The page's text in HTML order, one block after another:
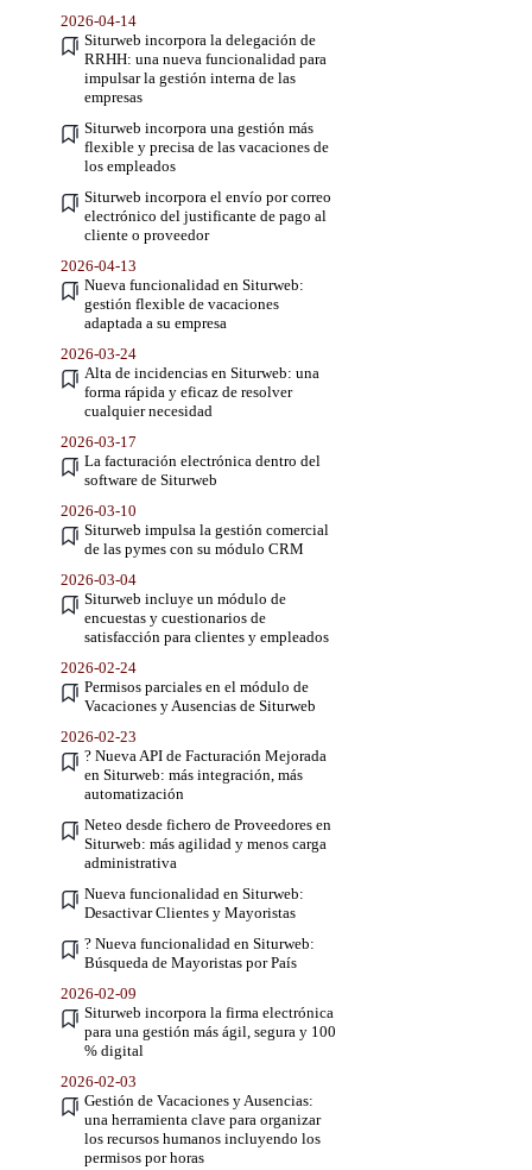
2026-04-14
Siturweb incorpora la delegación de
RRHH: una nueva funcionalidad para
impulsar la gestión interna de las
empresas
Siturweb incorpora una gestión más
flexible y precisa de las vacaciones de
los empleados
Siturweb incorpora el envío por correo
electrónico del justificante de pago al
cliente o proveedor
2026-04-13
Nueva funcionalidad en Siturweb:
gestión flexible de vacaciones
adaptada a su empresa
2026-03-24
Alta de incidencias en Siturweb: una
forma rápida y eficaz de resolver
cualquier necesidad
2026-03-17
La facturación electrónica dentro del
software de Siturweb
2026-03-10
Siturweb impulsa la gestión comercial
de las pymes con su módulo CRM
2026-03-04
Siturweb incluye un módulo de
encuestas y cuestionarios de
satisfacción para clientes y empleados
2026-02-24
Permisos parciales en el módulo de
Vacaciones y Ausencias de Siturweb
2026-02-23
? Nueva API de Facturación Mejorada
en Siturweb: más integración, más
automatización
Neteo desde fichero de Proveedores en
Siturweb: más agilidad y menos carga
administrativa
Nueva funcionalidad en Siturweb:
Desactivar Clientes y Mayoristas
? Nueva funcionalidad en Siturweb:
Búsqueda de Mayoristas por País
2026-02-09
Siturweb incorpora la firma electrónica
para una gestión más ágil, segura y 100
% digital
2026-02-03
Gestión de Vacaciones y Ausencias:
una herramienta clave para organizar
los recursos humanos incluyendo los
permisos por horas